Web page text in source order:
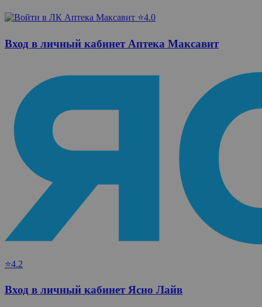
⭐4.0
Вход в личный кабинет Аптека Максавит
⭐4.2
Вход в личный кабинет Ясно Лайв